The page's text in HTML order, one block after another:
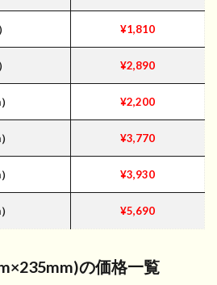
¥1,810
¥2,890
¥2,200
¥3,770
¥3,930
¥5,690
の価格一覧